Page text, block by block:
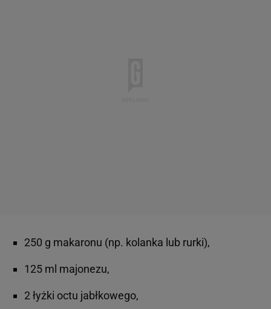
250 g makaronu (np. kolanka lub rurki),
125 ml majonezu,
2 łyżki octu jabłkowego,